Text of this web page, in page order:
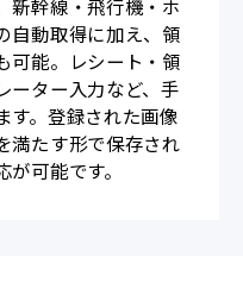
新幹線・飛行機・ホ
自動取得に加え、領
可能。レシート・領
ーター入力など、手
す。登録された画像
満たす形で保存され
可能です。